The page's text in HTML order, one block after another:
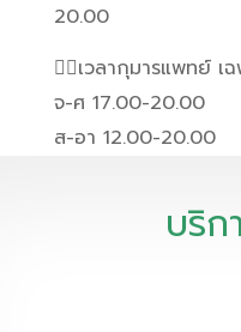
20.00
👩‍⚕️เวลากุมารแพทย์ เ
จ-ศ 17.00-20.00
ส-อา 12.00-20.00
บริก